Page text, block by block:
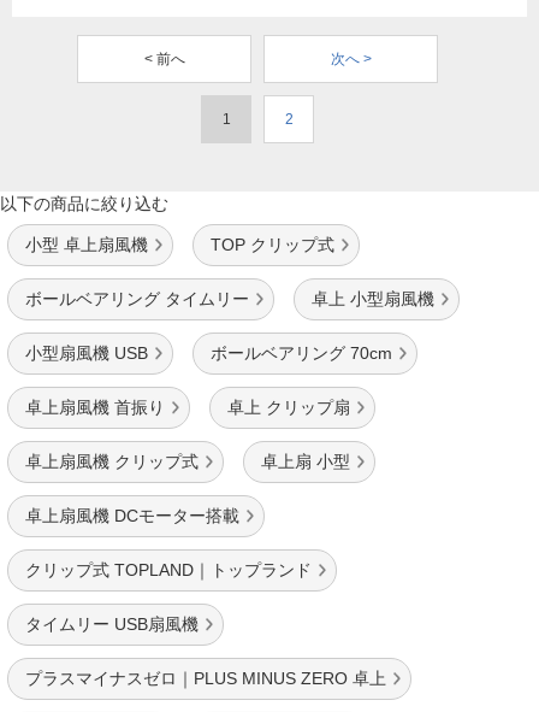
< 前へ 次へ >
1 2
以下の商品に絞り込む
小型 卓上扇風機 TOP クリップ式
ボールベアリング タイムリー 卓上 小型扇風機
小型扇風機 USB ボールベアリング 70cm
卓上扇風機 首振り 卓上 クリップ扇
卓上扇風機 クリップ式 卓上扇 小型
卓上扇風機 DCモーター搭載
クリップ式 TOPLAND｜トップランド
タイムリー USB扇風機
プラスマイナスゼロ｜PLUS MINUS ZERO 卓上